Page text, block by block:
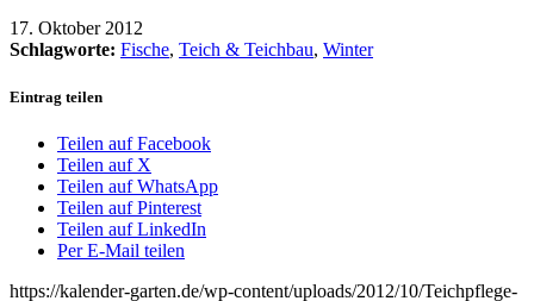
17. Oktober 2012
Schlagworte: Fische, Teich & Teichbau, Winter
Eintrag teilen
Teilen auf Facebook
Teilen auf X
Teilen auf WhatsApp
Teilen auf Pinterest
Teilen auf LinkedIn
Per E-Mail teilen
https://kalender-garten.de/wp-content/uploads/2012/10/Teichpflege-